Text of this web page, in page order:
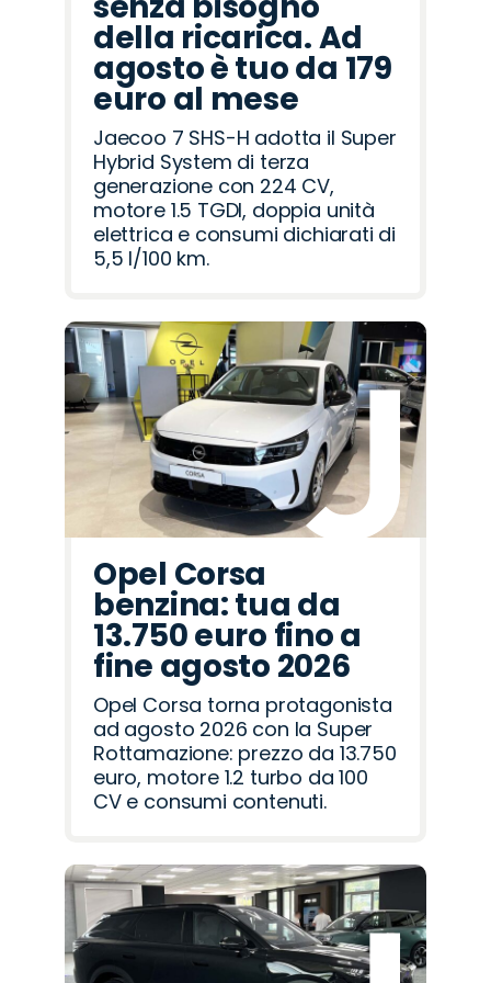
della ricarica. Ad
agosto è tuo da 179
euro al mese
Jaecoo 7 SHS-H adotta il Super
Hybrid System di terza
generazione con 224 CV,
motore 1.5 TGDI, doppia unità
elettrica e consumi dichiarati di
5,5 l/100 km.
Opel Corsa
benzina: tua da
13.750 euro fino a
fine agosto 2026
Opel Corsa torna protagonista
ad agosto 2026 con la Super
Rottamazione: prezzo da 13.750
euro, motore 1.2 turbo da 100
CV e consumi contenuti.